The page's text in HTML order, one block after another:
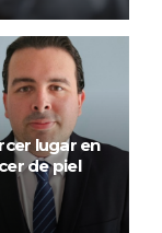
lugar en
de piel